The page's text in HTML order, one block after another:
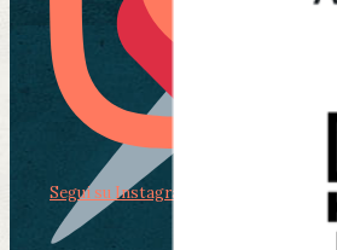
Segui su Instagram